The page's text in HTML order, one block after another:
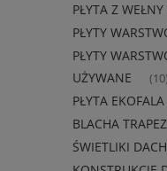
PŁYTA Z
PŁYTY
PŁYTY
UŻYWANE
(10)
PŁYTA EKOFALA
BLACHA
ŚWIETLIKI